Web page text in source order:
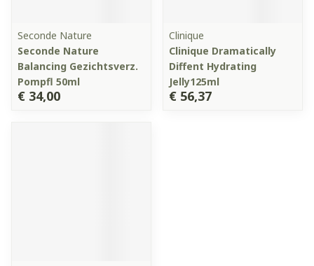
Seconde Nature
Seconde Nature
Balancing Gezichtsverz.
Pompfl 50ml
€ 34,00
Clinique
Clinique Dramatically
Diffent Hydrating
Jelly125ml
€ 56,37